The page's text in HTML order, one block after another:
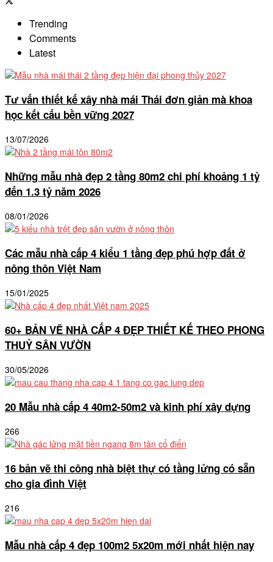
Trending
Comments
Latest
Tư vấn thiết kế xây nhà mái Thái đơn giản mà khoa
học kết cấu bền vững 2027
13/07/2026
Những mẫu nhà đẹp 2 tầng 80m2 chi phí khoảng 1 tỷ
đến 1.3 tỷ năm 2026
08/01/2026
Các mẫu nhà cấp 4 kiểu 1 tầng đẹp phú hợp đất ở
nông thôn Việt Nam
15/01/2025
60+ BẢN VẼ NHÀ CẤP 4 ĐẸP THIẾT KẾ THEO PHONG
THUỶ SÂN VƯỜN
30/05/2026
20 Mẫu nhà cấp 4 40m2-50m2 và kinh phí xây dựng
266
16 bản vẽ thi công nhà biệt thự có tầng lửng có sẵn
cho gia đình Việt
216
Mẫu nhà cấp 4 đẹp 100m2 5x20m mới nhất hiện nay